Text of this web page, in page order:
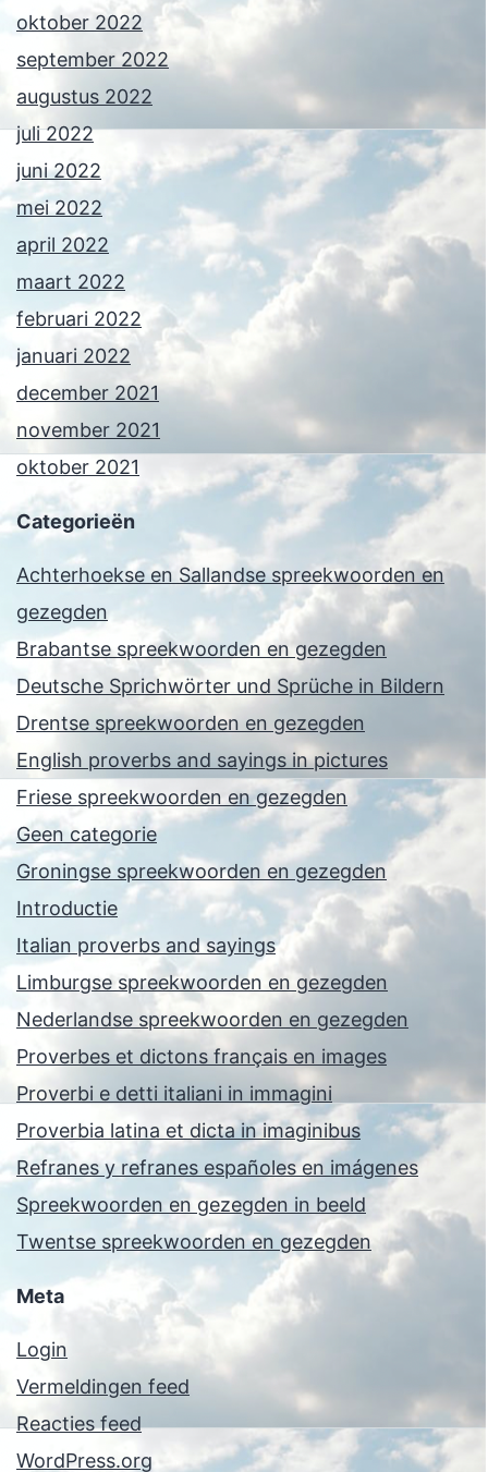
oktober 2022
september 2022
augustus 2022
juli 2022
juni 2022
mei 2022
april 2022
maart 2022
februari 2022
januari 2022
december 2021
november 2021
oktober 2021
Categorieën
Achterhoekse en Sallandse spreekwoorden en
gezegden
Brabantse spreekwoorden en gezegden
Deutsche Sprichwörter und Sprüche in Bildern
Drentse spreekwoorden en gezegden
English proverbs and sayings in pictures
Friese spreekwoorden en gezegden
Geen categorie
Groningse spreekwoorden en gezegden
Introductie
Italian proverbs and sayings
Limburgse spreekwoorden en gezegden
Nederlandse spreekwoorden en gezegden
Proverbes et dictons français en images
Proverbi e detti italiani in immagini
Proverbia latina et dicta in imaginibus
Refranes y refranes españoles en imágenes
Spreekwoorden en gezegden in beeld
Twentse spreekwoorden en gezegden
Meta
Login
Vermeldingen feed
Reacties feed
WordPress.org